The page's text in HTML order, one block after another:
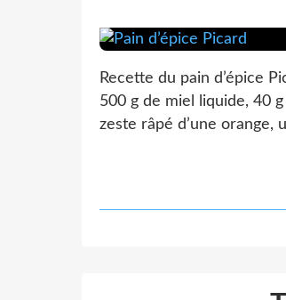
Recette du pain d’épice
500 g de miel liquide, 40
zeste râpé d’une orange,